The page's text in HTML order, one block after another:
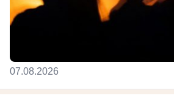
07.08.2026